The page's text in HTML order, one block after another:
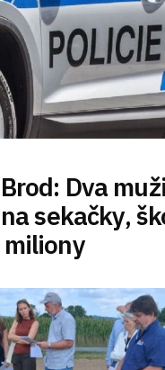
Dva
sekačky,